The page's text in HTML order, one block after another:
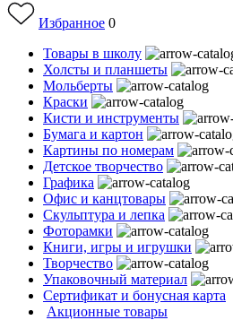
Избранное 0
Товары в школу
Холсты и планшеты
Мольберты
Краски
Кисти и инструменты
Бумага и картон
Картины по номерам
Детское творчество
Графика
Офис и канцтовары
Скульптура и лепка
Фоторамки
Книги, игры и игрушки
Творчество
Упаковочный материал
Сертификат и бонусная карта
Акционные товары